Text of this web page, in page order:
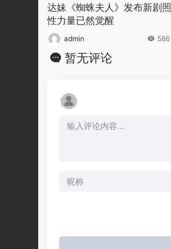
达妹《蜘蛛夫人》发布新剧
性力量已然觉醒
admin 586
暂无评论